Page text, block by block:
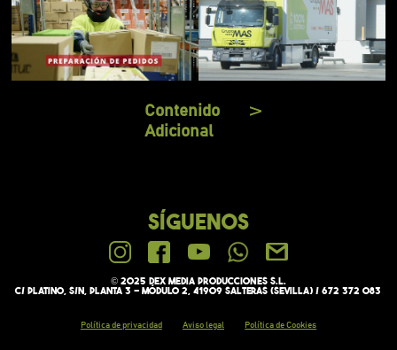
Contenido
Adicional
V
SÍGUENOS
© 2025 Dex media PRODUCCIONES S.L.
C/ Platino, s/n, Planta 3 - Módulo 2, 41909 Salteras (Sevilla) / 672 372 083
Política de privacidad Aviso legal Política de Cookies